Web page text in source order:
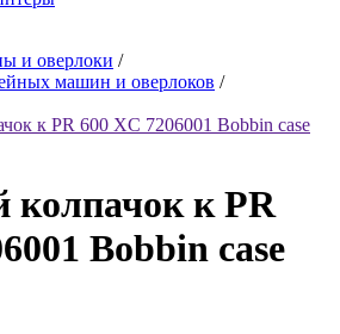
и оверлоки /
машин и оверлоков /
к PR 600 XC 7206001 Bobbin case
к PR
Bobbin case